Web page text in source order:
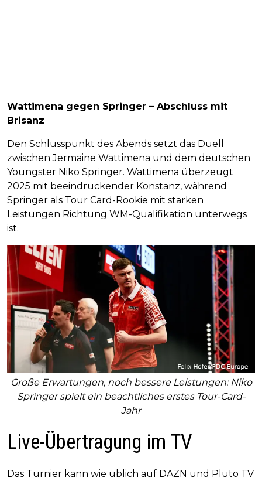
Wattimena gegen Springer – Abschluss mit
Brisanz
Den Schlusspunkt des Abends setzt das Duell
zwischen Jermaine Wattimena und dem deutschen
Youngster Niko Springer. Wattimena überzeugt
2025 mit beeindruckender Konstanz, während
Springer als Tour Card-Rookie mit starken
Leistungen Richtung WM-Qualifikation unterwegs
ist.
Große Erwartungen, noch bessere Leistungen: Niko
Springer spielt ein beachtliches erstes Tour-Card-
Jahr
Live-Übertragung im TV
Das Turnier kann wie üblich auf DAZN und Pluto TV